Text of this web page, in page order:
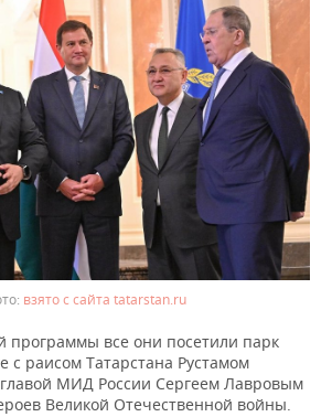
взято с сайта tatarstan.ru
программы все они посетили парк
с раисом Татарстана Рустамом
МИД России Сергеем Лавровым
Великой Отечественной войны.